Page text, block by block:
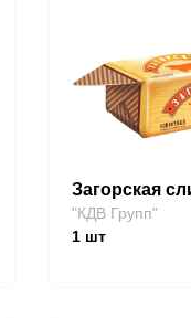
Загорская
"КДВ Групп"
1 шт